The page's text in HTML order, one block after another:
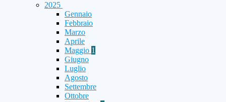
2025
Gennaio
Febbraio
Marzo
Aprile
Maggio 1
Giugno
Luglio
Agosto
Settembre
Ottobre